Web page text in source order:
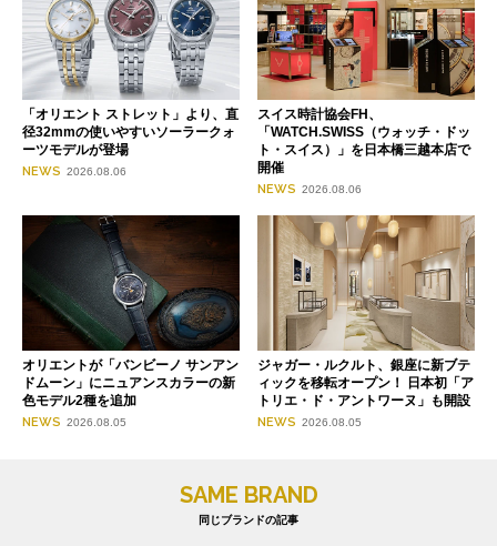
「オリエント ストレット」より、直
径32mmの使いやすいソーラークォ
ーツモデルが登場
NEWS 2026.08.06
スイス時計協会FH、
「WATCH.SWISS（ウォッチ・ドッ
ト・スイス）」を日本橋三越本店で
開催
NEWS 2026.08.06
オリエントが「バンビーノ サンアン
ドムーン」にニュアンスカラーの新
色モデル2種を追加
NEWS 2026.08.05
ジャガー・ルクルト、銀座に新ブテ
ィックを移転オープン！ 日本初「ア
トリエ・ド・アントワーヌ」も開設
NEWS 2026.08.05
SAME BRAND
同じブランドの記事